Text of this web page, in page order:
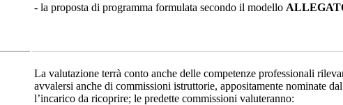
- la proposta di programma formulata secondo il modello
La valutazione terrà conto anche delle competenze professionali
avvalersi anche di commissioni istruttorie, appositamente nominate
l’incarico da ricoprire; le predette commissioni valuteranno: